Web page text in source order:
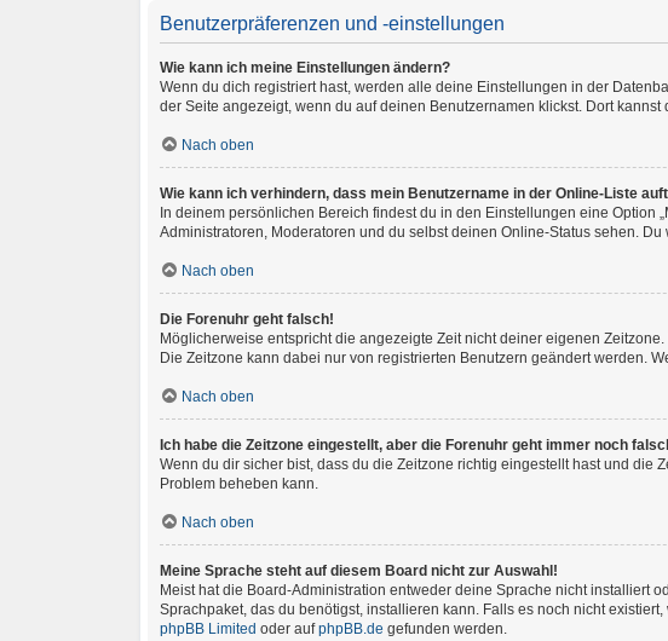
Benutzerpräferenzen und -einstellungen
Wie kann ich meine Einstellungen ändern?
Wenn du dich registriert hast, werden alle deine Einstellungen in der
der Seite angezeigt, wenn du auf deinen Benutzernamen klickst. Dort kannst
Nach oben
Wie kann ich verhindern, dass mein Benutzername in der Online-Liste
In deinem persönlichen Bereich findest du in den Einstellungen eine Option
Administratoren, Moderatoren und du selbst deinen Online-Status sehen.
Nach oben
Die Forenuhr geht falsch!
Möglicherweise entspricht die angezeigte Zeit nicht deiner eigenen
Die Zeitzone kann dabei nur von registrierten Benutzern geändert werden.
Nach oben
Ich habe die Zeitzone eingestellt, aber die Forenuhr geht immer noch
Wenn du dir sicher bist, dass du die Zeitzone richtig eingestellt hast und die
Problem beheben kann.
Nach oben
Meine Sprache steht auf diesem Board nicht zur Auswahl!
Meist hat die Board-Administration entweder deine Sprache nicht installiert
Sprachpaket, das du benötigst, installieren kann. Falls es noch nicht
phpBB Limited oder aufphpBB.de gefunden werden.